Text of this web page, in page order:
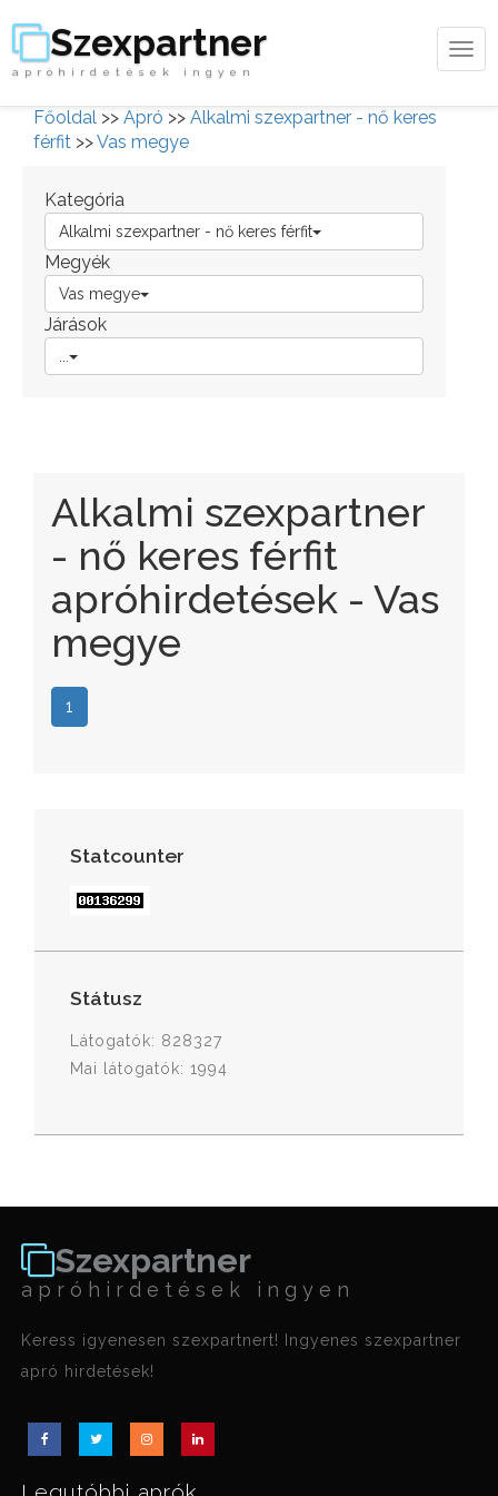
Szexpartner
apróhirdetések ingyen
Főoldal >> Apró >> Alkalmi szexpartner - nő keres
férfit >>Vas megye
Kategória
Alkalmi szexpartner - nő keres férfit
Megyék
Vas megye
Járások
Alkalmi szexpartner
- nő keres férfit
apróhirdetések - Vas
megye
1
Statcounter
Státusz
Látogatók: 828327
Mai látogatók: 1994
Szexpartner
apróhirdetések ingyen
Keress igyenesen szexpartnert! Ingyenes szexpartner
apró hirdetések!